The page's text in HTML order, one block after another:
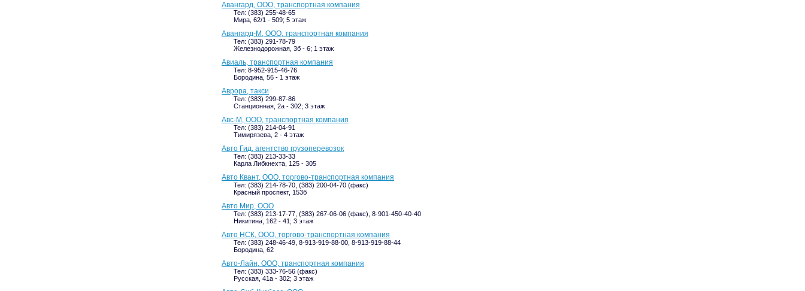
Авангард, ООО, транспортная компания
Тел: (383) 255-48-65
Мира, 62/1 - 509; 5 этаж
Авангард-М, ООО, транспортная компания
Тел: (383) 291-78-79
Железнодорожная, 3б - 6; 1 этаж
Авиаль, транспортная компания
Тел: 8-952-915-46-76
Бородина, 56 - 1 этаж
Аврора, такси
Тел: (383) 299-87-86
Станционная, 2а - 302; 3 этаж
Авс-М, ООО, транспортная компания
Тел: (383) 214-04-91
Тимирязева, 2 - 4 этаж
Авто Гид, агентство грузоперевозок
Тел: (383) 213-33-33
Карла Либкнехта, 125 - 305
Авто Квант, ООО, торгово-транспортная компания
Тел: (383) 214-78-70, (383) 200-04-70 (факс)
Красный проспект, 153б
Авто Мир, ООО
Тел: (383) 213-17-77, (383) 267-06-06 (факс), 8-901-450-40-40
Никитина, 162 - 41; 3 этаж
Авто НСК, ООО, торгово-транспортная компания
Тел: (383) 248-46-49, 8-913-919-88-00, 8-913-919-88-44
Бородина, 62
Авто-Лайн, ООО, транспортная компания
Тел: (383) 333-76-56 (факс)
Русская, 41а - 302; 3 этаж